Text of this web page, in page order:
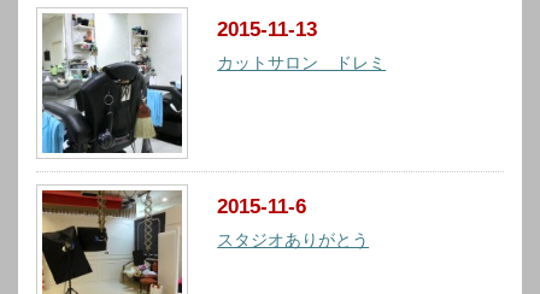
2015-11-13
カットサロン ドレミ
2015-11-6
スタジオありがとう